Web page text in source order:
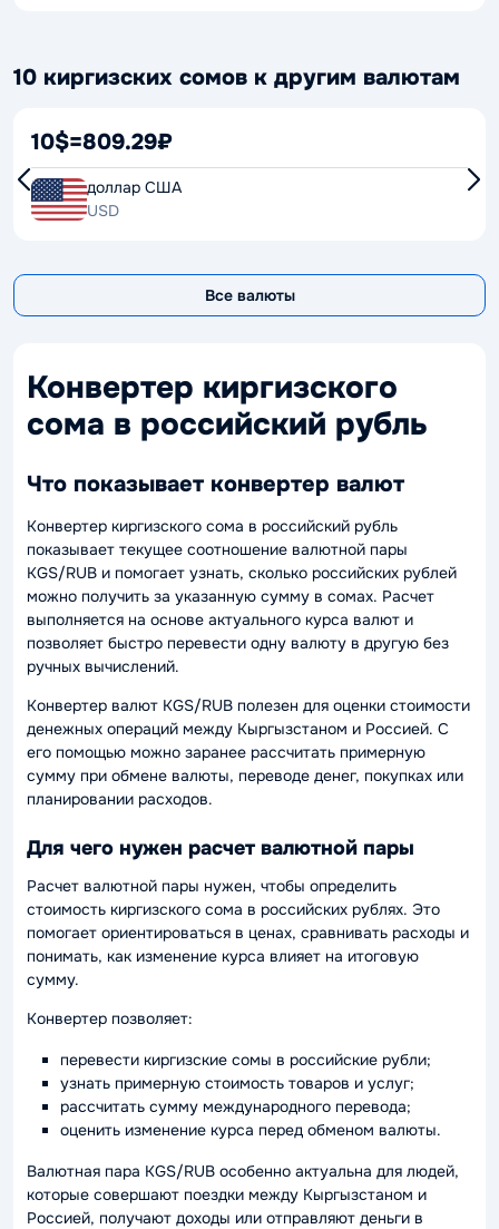
10 киргизских сомов к другим валютам
10$=809.29₽
доллар США
USD
Все валюты
Конвертер киргизского
сома в российский рубль
Что показывает конвертер валют
Конвертер киргизского сома в российский рубль
показывает текущее соотношение валютной пары
KGS/RUB и помогает узнать, сколько российских рублей
можно получить за указанную сумму в сомах. Расчет
выполняется на основе актуального курса валют и
позволяет быстро перевести одну валюту в другую без
ручных вычислений.
Конвертер валют KGS/RUB полезен для оценки стоимости
денежных операций между Кыргызстаном и Россией. С
его помощью можно заранее рассчитать примерную
сумму при обмене валюты, переводе денег, покупках или
планировании расходов.
Для чего нужен расчет валютной пары
Расчет валютной пары нужен, чтобы определить
стоимость киргизского сома в российских рублях. Это
помогает ориентироваться в ценах, сравнивать расходы и
понимать, как изменение курса влияет на итоговую
сумму.
Конвертер позволяет:
перевести киргизские сомы в российские рубли;
узнать примерную стоимость товаров и услуг;
рассчитать сумму международного перевода;
оценить изменение курса перед обменом валюты.
Валютная пара KGS/RUB особенно актуальна для людей,
которые совершают поездки между Кыргызстаном и
Россией, получают доходы или отправляют деньги в